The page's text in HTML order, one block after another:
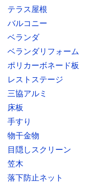
テラス屋根
バルコニー
ベランダ
ベランダリフォーム
ポリカーボネード板
レストステージ
三協アルミ
床板
手すり
物干金物
目隠しスクリーン
笠木
落下防止ネット